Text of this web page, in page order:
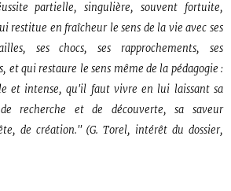
partielle, singulière, souvent fortuite,
restitue en fraîcheur le sens de la vie avec ses
ses chocs, ses rapprochements, ses
et qui restaure le sens même de la pédagogie :
et intense, qu'il faut vivre en lui laissant sa
recherche et de découverte, sa saveur
de création." (G. Torel, intérêt du dossier,